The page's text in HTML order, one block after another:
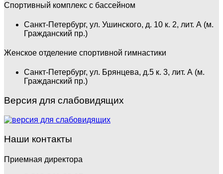
Спортивный комплекс с бассейном
Санкт-Петербург, ул. Ушинского, д. 10 к. 2, лит. А (м.
Гражданский пр.)
Женское отделение спортивной гимнастики
Санкт-Петербург, ул. Брянцева, д.5 к. 3, лит. А (м.
Гражданский пр.)
Версия для слабовидящих
Наши контакты
Приемная директора